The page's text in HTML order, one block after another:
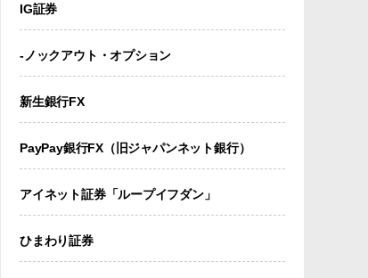
IG証券
-ノックアウト・オプション
新生銀行FX
PayPay銀行FX（旧ジャパンネット銀行）
アイネット証券「ループイフダン」
ひまわり証券